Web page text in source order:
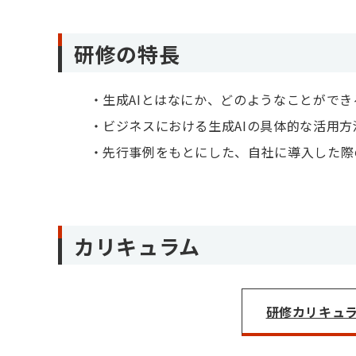
研修の特長
生成AIとはなにか、どのようなことがで
ビジネスにおける生成AIの具体的な活用
先行事例をもとにした、自社に導入した
カリキュラム
研修カリキュ